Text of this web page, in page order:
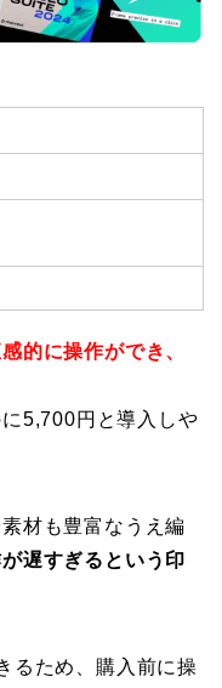
的に操作ができ、
5,700円と導入しや
材も豊富なうえ編
遅すぎるという印
るため、購入前に操